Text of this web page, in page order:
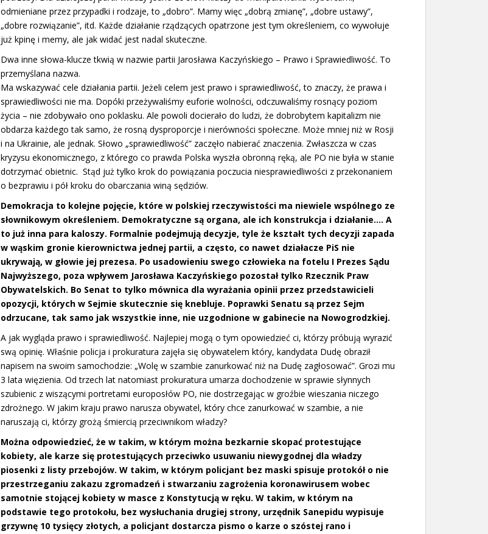
odmieniane przez przypadki i rodzaje, to „dobro”. Mamy więc „dobrą zmianę”, „dobre ustawy”,
„dobre rozwiązanie”, itd. Każde działanie rządzących opatrzone jest tym określeniem, co wywołuje
już kpinę i memy, ale jak widać jest nadal skuteczne.
Dwa inne słowa-klucze tkwią w nazwie partii Jarosława Kaczyńskiego – Prawo i Sprawiedliwość. To
przemyślana nazwa.
Ma wskazywać cele działania partii. Jeżeli celem jest prawo i sprawiedliwość, to znaczy, że prawa i
sprawiedliwości nie ma. Dopóki przeżywaliśmy euforie wolności, odczuwaliśmy rosnący poziom
życia – nie zdobywało ono poklasku. Ale powoli docierało do ludzi, że dobrobytem kapitalizm nie
obdarza każdego tak samo, że rosną dysproporcje i nierówności społeczne. Może mniej niż w Rosji
i na Ukrainie, ale jednak. Słowo „sprawiedliwość” zaczęło nabierać znaczenia. Zwłaszcza w czas
kryzysu ekonomicznego, z którego co prawda Polska wyszła obronną ręką, ale PO nie była w stanie
dotrzymać obietnic. Stąd już tylko krok do powiązania poczucia niesprawiedliwości z przekonaniem
o bezprawiu i pół kroku do obarczania winą sędziów.
Demokracja to kolejne pojęcie, które w polskiej rzeczywistości ma niewiele wspólnego ze
słownikowym określeniem. Demokratyczne są organa, ale ich konstrukcja i działanie…. A
to już inna para kaloszy. Formalnie podejmują decyzje, tyle że kształt tych decyzji zapada
w wąskim gronie kierownictwa jednej partii, a często, co nawet działacze PiS nie
ukrywają, w głowie jej prezesa. Po usadowieniu swego człowieka na fotelu I Prezes Sądu
Najwyższego, poza wpływem Jarosława Kaczyńskiego pozostał tylko Rzecznik Praw
Obywatelskich. Bo Senat to tylko mównica dla wyrażania opinii przez przedstawicieli
opozycji, których w Sejmie skutecznie się knebluje. Poprawki Senatu są przez Sejm
odrzucane, tak samo jak wszystkie inne, nie uzgodnione w gabinecie na Nowogrodzkiej.
A jak wygląda prawo i sprawiedliwość. Najlepiej mogą o tym opowiedzieć ci, którzy próbują wyrazić
swą opinię. Właśnie policja i prokuratura zajęła się obywatelem który, kandydata Dudę obraził
napisem na swoim samochodzie: „Wolę w szambie zanurkować niż na Dudę zagłosować”. Grozi mu
3 lata więzienia. Od trzech lat natomiast prokuratura umarza dochodzenie w sprawie słynnych
szubienic z wiszącymi portretami europosłów PO, nie dostrzegając w groźbie wieszania niczego
zdrożnego. W jakim kraju prawo narusza obywatel, który chce zanurkować w szambie, a nie
naruszają ci, którzy grożą śmiercią przeciwnikom władzy?
Można odpowiedzieć, że w takim, w którym można bezkarnie skopać protestujące
kobiety, ale karze się protestujących przeciwko usuwaniu niewygodnej dla władzy
piosenki z listy przebojów. W takim, w którym policjant bez maski spisuje protokół o nie
przestrzeganiu zakazu zgromadzeń i stwarzaniu zagrożenia koronawirusem wobec
samotnie stojącej kobiety w masce z Konstytucją w ręku. W takim, w którym na
podstawie tego protokołu, bez wysłuchania drugiej strony, urzędnik Sanepidu wypisuje
grzywnę 10 tysięcy złotych, a policjant dostarcza pismo o karze o szóstej rano i